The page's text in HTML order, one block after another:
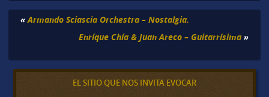
« Armando Sciascia Orchestra – Nostalgia.
Enríque Chía & Juan Areco – Guitarrísima »
EL SITIO QUE NOS INVITA EVOCAR